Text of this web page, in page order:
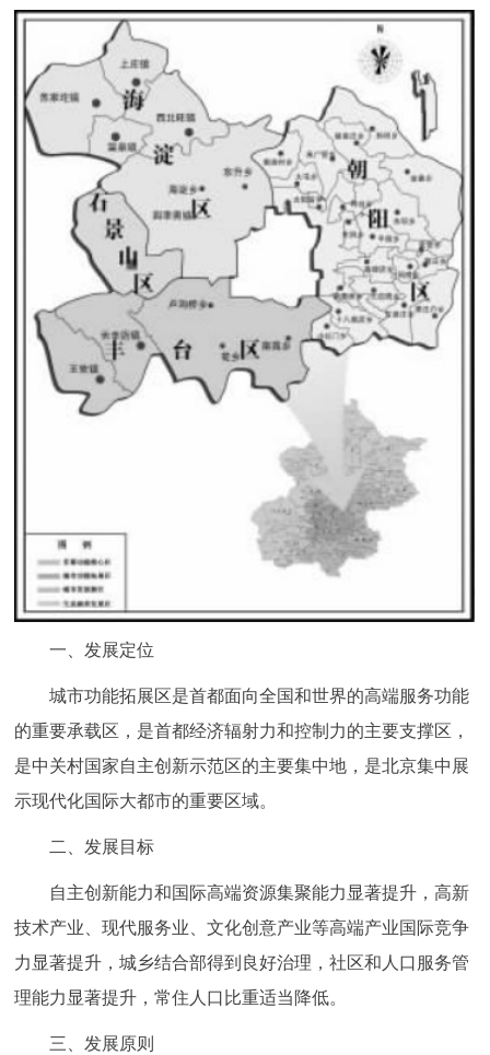
一、发展定位
城市功能拓展区是首都面向全国和世界的高端服务功能
的重要承载区，是首都经济辐射力和控制力的主要支撑区，
是中关村国家自主创新示范区的主要集中地，是北京集中展
示现代化国际大都市的重要区域。
二、发展目标
自主创新能力和国际高端资源集聚能力显著提升，高新
技术产业、现代服务业、文化创意产业等高端产业国际竞争
力显著提升，城乡结合部得到良好治理，社区和人口服务管
理能力显著提升，常住人口比重适当降低。
三、发展原则